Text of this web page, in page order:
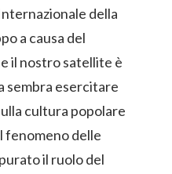
della
a causa del
il nostro satellite è
sembra esercitare
cultura popolare
fenomeno delle
il ruolo del